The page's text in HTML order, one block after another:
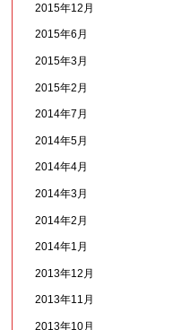
2015年12月
2015年6月
2015年3月
2015年2月
2014年7月
2014年5月
2014年4月
2014年3月
2014年2月
2014年1月
2013年12月
2013年11月
2013年10月